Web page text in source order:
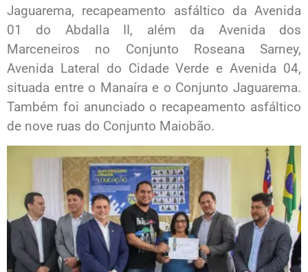
Jaguarema, recapeamento asfáltico da Avenida
01 do Abdalla II, além da Avenida dos
Marceneiros no Conjunto Roseana Sarney,
Avenida Lateral do Cidade Verde e Avenida 04,
situada entre o Manaíra e o Conjunto Jaguarema.
Também foi anunciado o recapeamento asfáltico
de nove ruas do Conjunto Maiobão.